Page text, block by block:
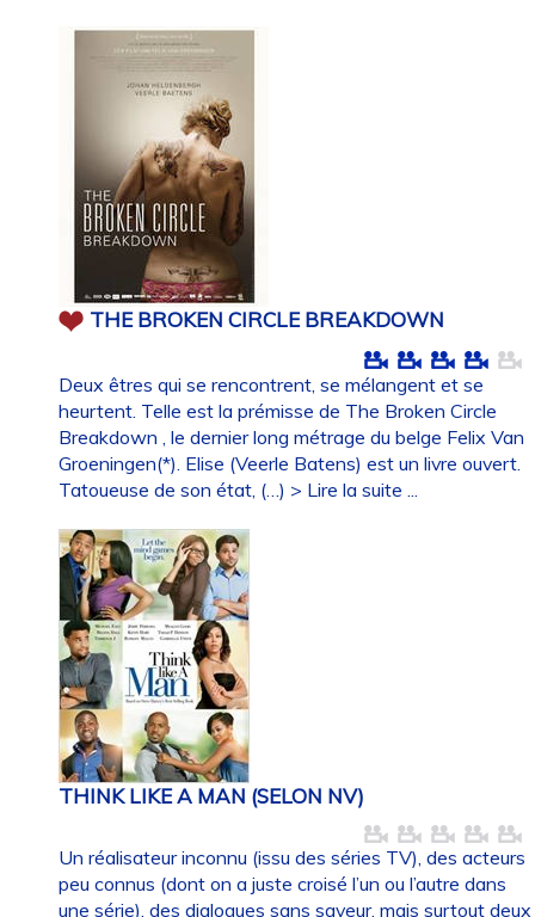
THE BROKEN CIRCLE BREAKDOWN
Deux êtres qui se rencontrent, se mélangent et se
heurtent. Telle est la prémisse de The Broken Circle
Breakdown , le dernier long métrage du belge Felix Van
Groeningen(*). Elise (Veerle Batens) est un livre ouvert.
Tatoueuse de son état, (…) > Lire la suite ...
THINK LIKE A MAN (SELON NV)
Un réalisateur inconnu (issu des séries TV), des acteurs
peu connus (dont on a juste croisé l’un ou l’autre dans
une série), des dialogues sans saveur, mais surtout deux